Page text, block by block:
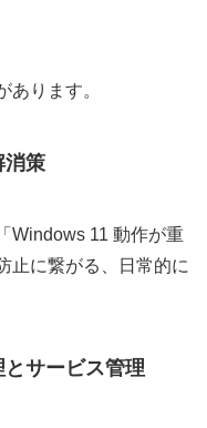
あります。
消策
Windows 11 動作が重
止に繋がる、日常的に
サービス管理